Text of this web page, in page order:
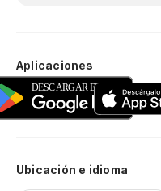
Aplicaciones
Ubicación e idioma